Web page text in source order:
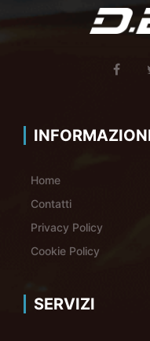
Home
Contatti
Privacy Policy
Cookie Policy
SERVIZI